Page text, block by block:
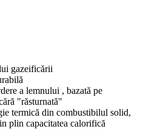
gazeificării
a lemnului , bazată pe
"răsturnată"
termică din combustibilul solid,
plin capacitatea calorifică